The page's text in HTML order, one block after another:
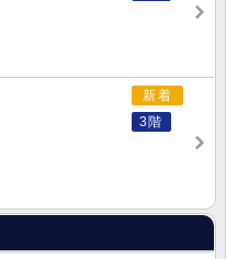
新着
3階